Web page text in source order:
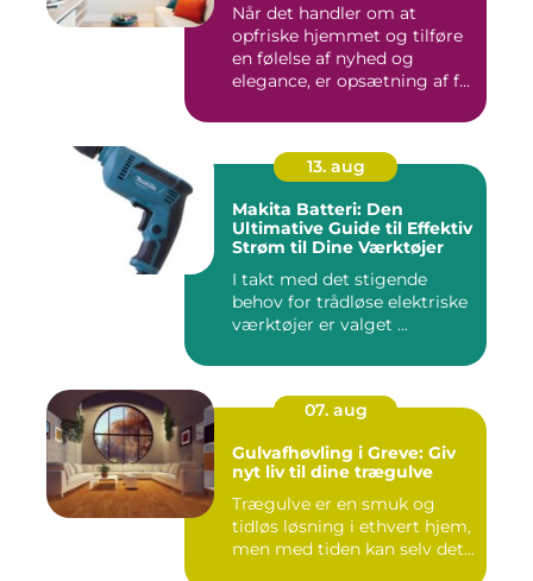
Når det handler om at
opfriske hjemmet og tilføre
en følelse af nyhed og
elegance, er opsætning af f...
13. aug
Makita Batteri: Den
Ultimative Guide til Effektiv
Strøm til Dine Værktøjer
I takt med det stigende
behov for trådløse elektriske
værktøjer er valget ...
07. aug
Gulvafhøvling i Greve: Giv
nyt liv til dine trægulve
Trægulve er en smuk og
tidløs løsning i ethvert hjem,
men med tiden kan selv det...